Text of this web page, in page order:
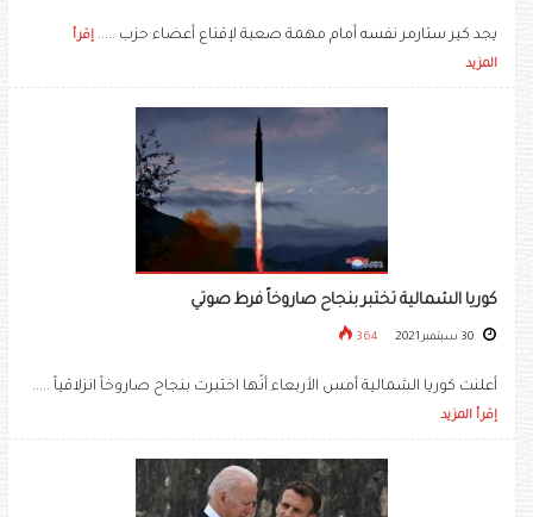
يجد كير ستارمر نفسه أمام مهمة صعبة لإقناع أعضاء حزب ..... إقرأ
المزيد
كوريا الشمالية تختبر بنجاح صاروخاً فرط صوتي
364
أعلنت كوريا الشمالية أمس الأربعاء أنّها اختبرت بنجاح صاروخاً انزلاقياً .....
إقرأ المزيد